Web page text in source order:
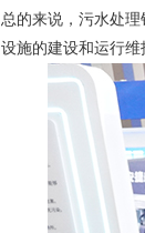
总的来说，污水处
设施的建设和运行维